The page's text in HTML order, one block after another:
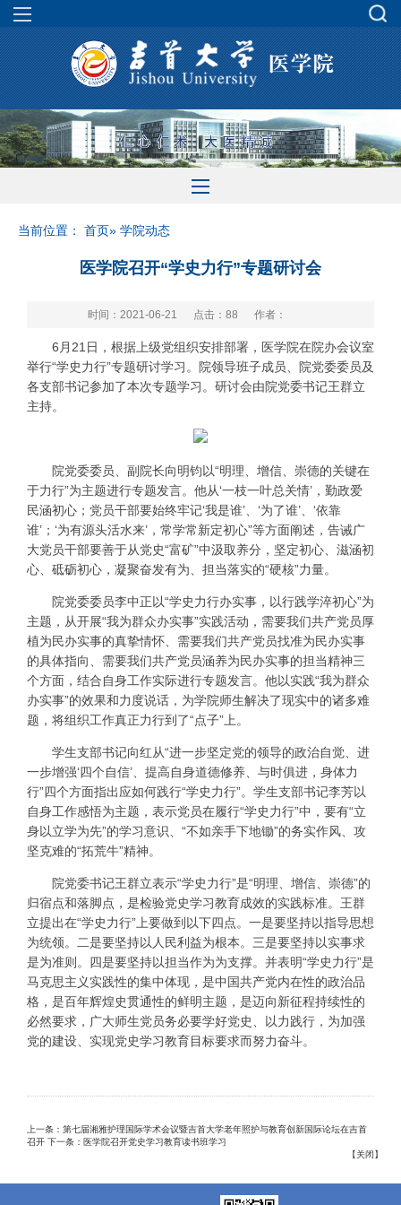
当前位置： 首页» 学院动态
医学院召开“学史力行”专题研讨会
时间：2021-06-21 点击： 88 作者：
6月21日，根据上级党组织安排部署，医学院在院办会议室
举行“学史力行”专题研讨学习。院领导班子成员、院党委委员及
各支部书记参加了本次专题学习。研讨会由院党委书记王群立
主持。
院党委委员、副院长向明钧以“明理、增信、崇德的关键在
于力行”为主题进行专题发言。他从‘一枝一叶总关情’，勤政爱
民涵初心；党员干部要始终牢记‘我是谁’、‘为了谁’、‘依靠
谁’；‘为有源头活水来’，常学常新定初心”等方面阐述，告诫广
大党员干部要善于从党史“富矿”中汲取养分，坚定初心、滋涵初
心、砥砺初心，凝聚奋发有为、担当落实的“硬核”力量。
院党委委员李中正以“学史力行办实事，以行践学淬初心”为
主题，从开展“我为群众办实事”实践活动，需要我们共产党员厚
植为民办实事的真挚情怀、需要我们共产党员找准为民办实事
的具体指向、需要我们共产党员涵养为民办实事的担当精神三
个方面，结合自身工作实际进行专题发言。他以实践“我为群众
办实事”的效果和力度说话，为学院师生解决了现实中的诸多难
题，将组织工作真正力行到了“点子”上。
学生支部书记向红从“进一步坚定党的领导的政治自觉、进
一步增强‘四个自信’、提高自身道德修养、与时俱进，身体力
行”四个方面指出应如何践行“学史力行”。学生支部书记李芳以
自身工作感悟为主题，表示党员在履行“学史力行”中，要有“立
身以立学为先”的学习意识、“不如亲手下地锄”的务实作风、攻
坚克难的“拓荒牛”精神。
院党委书记王群立表示“学史力行”是“明理、增信、崇德”的
归宿点和落脚点，是检验党史学习教育成效的实践标准。王群
立提出在“学史力行”上要做到以下四点。一是要坚持以指导思想
为统领。二是要坚持以人民利益为根本。三是要坚持以实事求
是为准则。四是要坚持以担当作为为支撑。并表明“学史力行”是
马克思主义实践性的集中体现，是中国共产党内在性的政治品
格，是百年辉煌史贯通性的鲜明主题，是迈向新征程持续性的
必然要求，广大师生党员务必要学好党史、以力践行，为加强
党的建设、实现党史学习教育目标要求而努力奋斗。
上一条：第七届湘雅护理国际学术会议暨吉首大学老年照护与教育创新国际论坛在吉首
召开 下一条：医学院召开党史学习教育读书班学习
【关闭】